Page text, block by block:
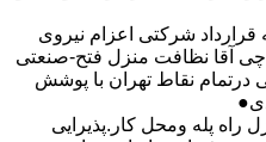
شرکتی اعزام نیروی
آقا نظافت منزل فتح-صنعتی
نقاط تهران با پوشش
راه پله ومحل کار.پذیرایی